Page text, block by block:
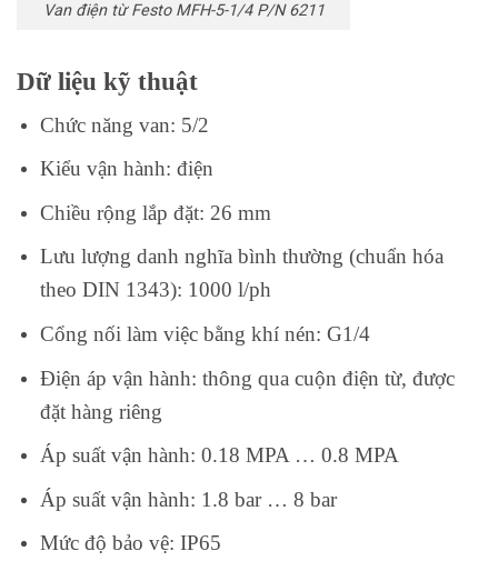
Van điện từ Festo MFH-5-1/4 P/N 6211
Dữ liệu kỹ thuật
Chức năng van: 5/2
Kiểu vận hành: điện
Chiều rộng lắp đặt: 26 mm
Lưu lượng danh nghĩa bình thường (chuẩn hóa
theo DIN 1343): 1000 l/ph
Cổng nối làm việc bằng khí nén: G1/4
Điện áp vận hành: thông qua cuộn điện từ, được
đặt hàng riêng
Áp suất vận hành: 0.18 MPA … 0.8 MPA
Áp suất vận hành: 1.8 bar … 8 bar
Mức độ bảo vệ: IP65